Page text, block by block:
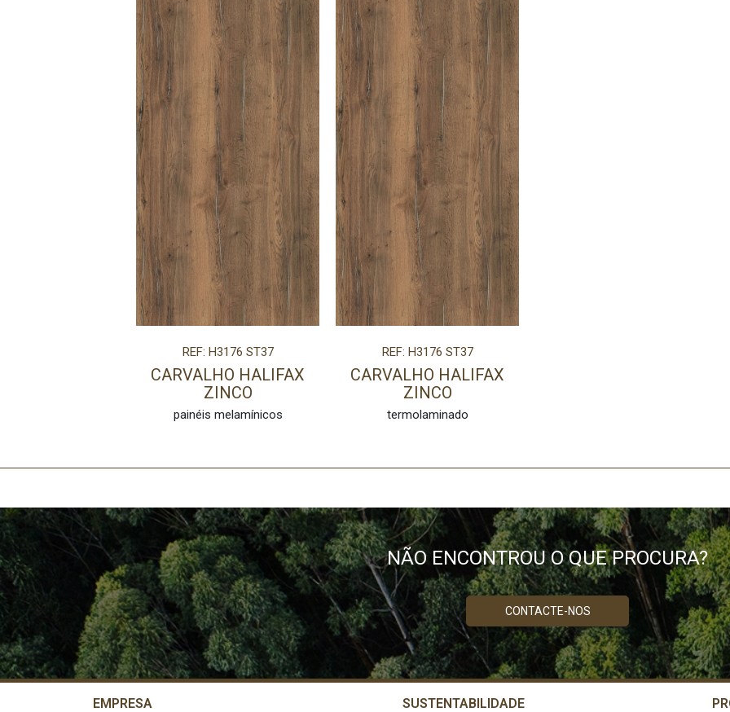
Comece por escrever aqui o que procura.
REF: H3176 ST37
CARVALHO HALIFAX
ZINCO
painéis melamínicos
REF: H3176 ST37
CARVALHO HALIFAX
ZINCO
termolaminado
NÃO ENCONTROU O QUE PROCURA?
CONTACTE-NOS
EMPRESA SUSTENTABILIDADE